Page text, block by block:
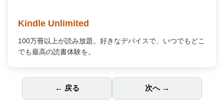
Kindle Unlimited
100万冊以上が読み放題。好きなデバイスで、いつでもどこ
でも最高の読書体験を。
← 戻る 次へ →